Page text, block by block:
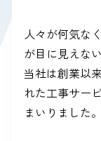
人々が何気な
が目に見えな
当社は創業以
れた工事サー
まいりました。